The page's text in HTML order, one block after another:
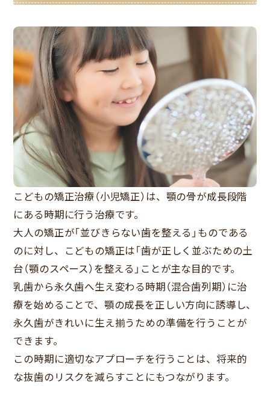
こどもの矯正治療（小児矯正）は、顎の骨が成長段階
にある時期に行う治療です。
大人の矯正が「並びきらない歯を整える」ものである
のに対し、こどもの矯正は「歯が正しく並ぶための土
台（顎のスペース）を整える」ことが主な目的です。
乳歯から永久歯へ生え変わる時期（混合歯列期）に治
療を始めることで、顎の成長を正しい方向に誘導し、
永久歯がきれいに生え揃うための準備を行うことが
できます。
この時期に適切なアプローチを行うことは、将来的
な抜歯のリスクを減らすことにもつながります。